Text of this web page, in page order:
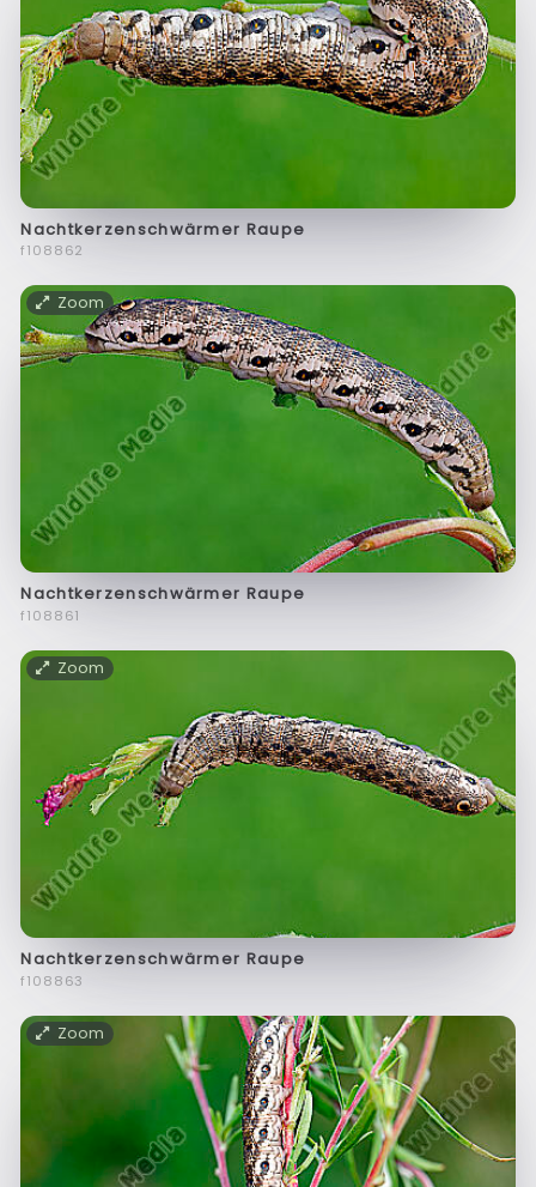
Nachtkerzenschwärmer Raupe
f108862
Zoom
Nachtkerzenschwärmer Raupe
f108861
Zoom
Nachtkerzenschwärmer Raupe
f108863
Zoom